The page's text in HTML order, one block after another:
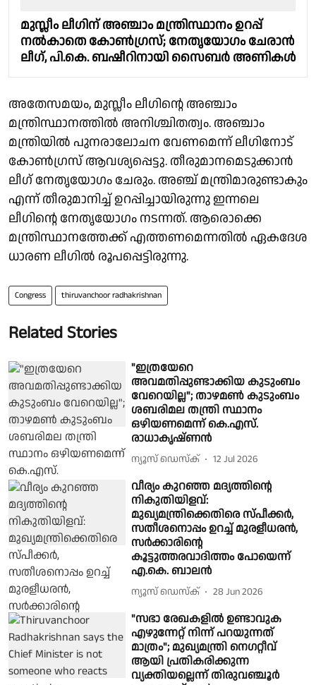
മുസ്ലീം ലീഗിന് അഞ്ചാം മന്ത്രിസ്ഥാനം ഉറപ്പ്
നൽകാതെ കോൺഗ്രസ്; നേതൃയോഗം ചേരാൻ
ലീഗ്, പി.കെ. ബഷീറിനായി സൈബർ അണികൾ
അതേസമയം, മുസ്ലീം ലീഗിൻ്റെ അഞ്ചാം
മന്ത്രിസ്ഥാനത്തിൽ അനിശ്ചിതത്വം. അഞ്ചാം
മന്ത്രിയിൽ പുനരാലോചന വേണമെന്ന് ലീഗിനോട്
കോൺഗ്രസ് ആവശ്യപ്പെട്ടു. തീരുമാനമെടുക്കാൻ
ലീഗ് നേതൃയോഗം ചേരും. അഞ്ച് മന്ത്രിമാരുണ്ടാകും
എന്ന് തീരുമാനിച്ച് ഉറപ്പിച്ചായിരുന്നു ഇന്നലെ
ലീഗിൻ്റെ നേതൃയോഗം നടന്നത്. ആരൊക്കെ
മന്ത്രിസ്ഥാനത്തേക്ക് എത്തണമെന്നതിൽ ഏകദേശ
ധാരണ ലീഗിൽ രൂപപ്പെട്ടിരുന്നു.
Congress thiruvanchoor radhakrishnan
Related Stories
"ഇത്രയേറെ
അവമതിപ്പുണ്ടാക്കിയ കുടുംബം
വേറെയില്ല"; താഴമൺ കുടുംബം
ശബരിമല തന്ത്രി സ്ഥാനം
ഒഴിയണമെന്ന് കെ.എസ്.
രാധാകൃഷ്ണൻ
ന്യൂസ് ഡെസ്ക് 12 Jul 2026
വീര്യം കുറഞ്ഞ മദ്യത്തിൻ്റെ
നികുതിയിളവ്:
മുഖ്യമന്ത്രിക്കെതിരെ സ്പീക്കർ,
സതീശനൊപ്പം ഉറച്ച് മുരളീധരൻ,
സർക്കാരിൻ്റെ
കൂട്ടുത്തരവാദിത്തം പോയെന്ന്
എ.കെ. ബാലൻ
ന്യൂസ് ഡെസ്ക് 28 Jun 2026
"സഭാ രേഖകളിൽ ഉണ്ടാവുക
എഴുന്നേറ്റ് നിന്ന് പറയുന്നത്
മാത്രം"; മുഖ്യമന്ത്രി നെഗറ്റീവ്
ആയി പ്രതികരിക്കുന്ന
വ്യക്തിയല്ലെന്ന് തിരുവഞ്ചൂർ